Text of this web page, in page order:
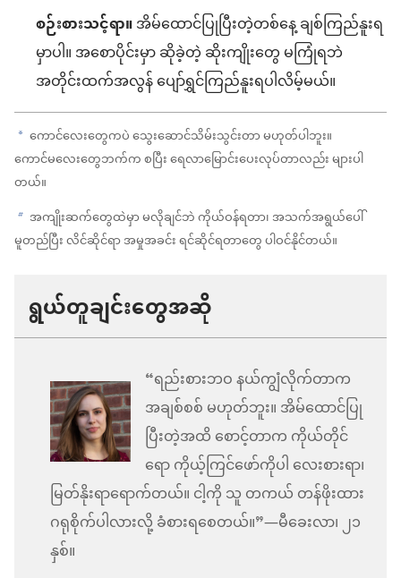
စဉ်းစားသင့်ရာ။အိမ်ထောင်ပြုပြီးတဲ့တစ်နေ့ ချစ်ကြည်နူးရ
မှာပါ။ အစောပိုင်းမှာ ဆိုခဲ့တဲ့ ဆိုးကျိုးတွေ မကြုံရဘဲ
အတိုင်းထက်အလွန် ပျော်ရွှင်ကြည်နူးရပါလိမ့်မယ်။
a ကောင်လေးတွေကပဲ သွေးဆောင်သိမ်းသွင်းတာ မဟုတ်ပါဘူး။
ကောင်မလေးတွေဘက်က စပြီး ရေလာမြောင်းပေးလုပ်တာလည်း များပါ
တယ်။
b အကျိုးဆက်တွေထဲမှာ မလိုချင်ဘဲ ကိုယ်ဝန်ရတာ၊ အသက်အရွယ်ပေါ်
မူတည်ပြီး လိင်ဆိုင်ရာ အမှုအခင်း ရင်ဆိုင်ရတာတွေ ပါဝင်နိုင်တယ်။
ရွယ်တူချင်းတွေအဆို
“ရည်းစားဘဝ နယ်ကျွံလိုက်တာက
အချစ်စစ် မဟုတ်ဘူး။ အိမ်ထောင်ပြု
ပြီးတဲ့အထိ စောင့်တာက ကိုယ်တိုင်
ရော ကိုယ့်ကြင်ဖော်ကိုပါ လေးစားရာ၊
မြတ်နိုးရာရောက်တယ်။ ငါ့ကို သူ တကယ် တန်ဖိုးထား
ဂရုစိုက်ပါလားလို့ ခံစားရစေတယ်။”—မီခေးလာ၊ ၂၁
နှစ်။